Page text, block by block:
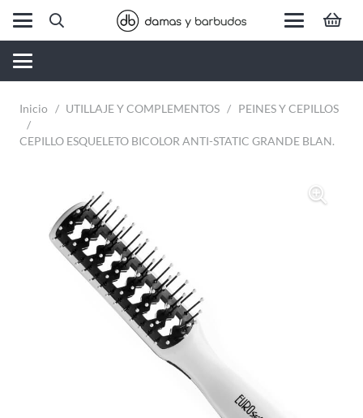
Inicio / UTILLAJE Y COMPLEMENTOS / PEINES Y CEPILLOS
/
CEPILLO ESQUELETO BICOLOR ANTI-STATIC GRANDE BLAN.